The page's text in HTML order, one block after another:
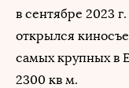
в сентябре 2023
открылся
самых крупных в
2300 кв м.